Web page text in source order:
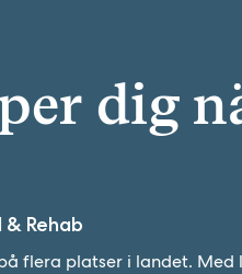
dig
Rehab
flera platser i landet.